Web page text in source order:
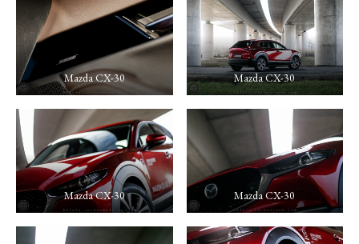
Mazda CX-30 Mazda CX-30
Mazda CX-30 Mazda CX-30